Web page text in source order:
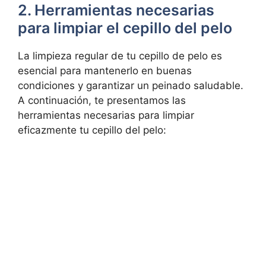
2. Herramientas necesarias
para limpiar el cepillo del pelo
La limpieza regular de tu cepillo de pelo es
esencial para mantenerlo en buenas
condiciones y garantizar un peinado saludable.
A continuación, te presentamos las
herramientas necesarias para limpiar
eficazmente tu cepillo del pelo: